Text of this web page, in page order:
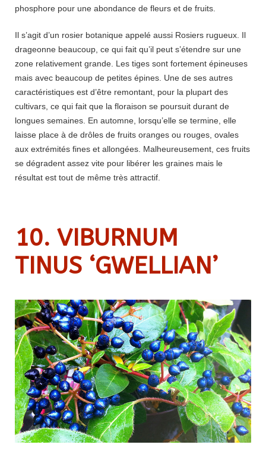
phosphore pour une abondance de fleurs et de fruits.
Il s’agit d’un rosier botanique appelé aussi Rosiers rugueux. Il
drageonne beaucoup, ce qui fait qu’il peut s’étendre sur une
zone relativement grande. Les tiges sont fortement épineuses
mais avec beaucoup de petites épines. Une de ses autres
caractéristiques est d’être remontant, pour la plupart des
cultivars, ce qui fait que la floraison se poursuit durant de
longues semaines. En automne, lorsqu’elle se termine, elle
laisse place à de drôles de fruits oranges ou rouges, ovales
aux extrémités fines et allongées. Malheureusement, ces fruits
se dégradent assez vite pour libérer les graines mais le
résultat est tout de même très attractif.
10. VIBURNUM
TINUS ‘GWELLIAN’